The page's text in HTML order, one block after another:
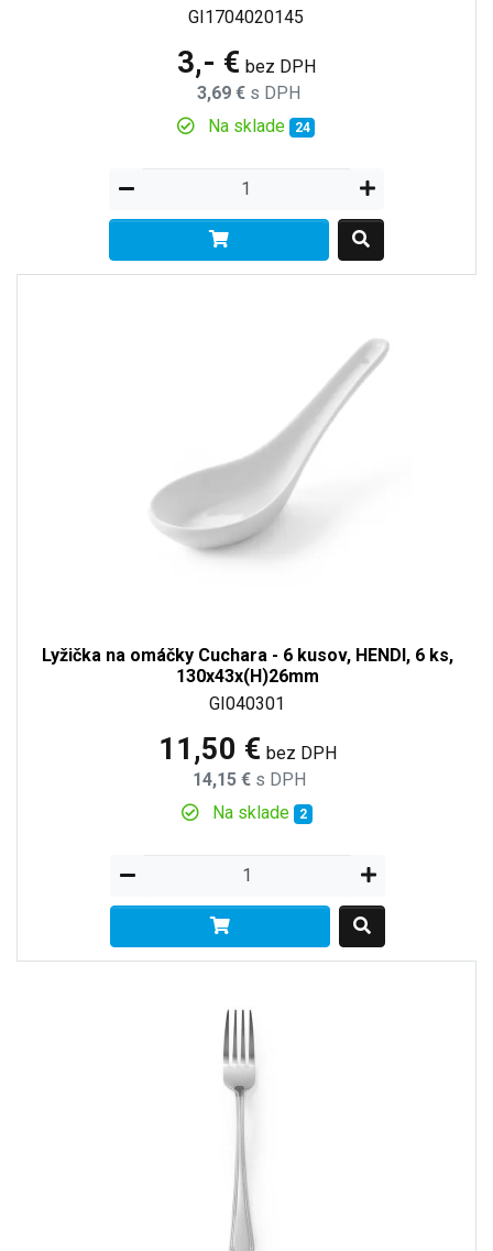
GI1704020145
3,- € bez DPH
3,69 € s DPH
Na sklade
24
Lyžička na omáčky Cuchara - 6 kusov, HENDI, 6 ks,
130x43x(H)26mm
GI040301
11,50 € bez DPH
14,15 € s DPH
Na sklade 2